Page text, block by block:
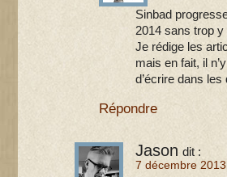
Sinbad
2014 sans trop
Je rédige les
mais en fait, il
d’écrire dans
Répondre
Jason dit :
7 décembre